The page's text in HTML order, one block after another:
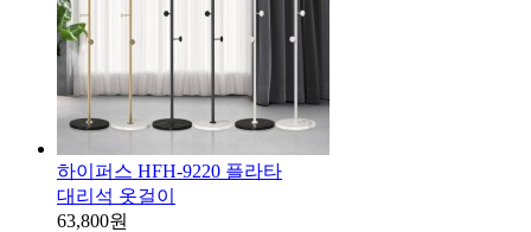
하이퍼스 HFH-9220 플라타
대리석 옷걸이
63,800원